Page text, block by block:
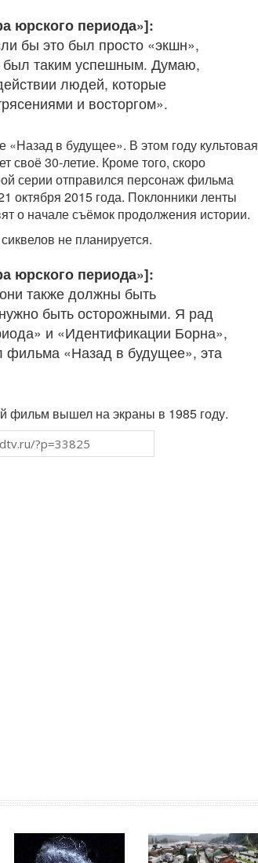
юрского периода»]:
бы это был просто «экшн»,
таким успешным. Думаю,
людей, которые
и восторгом».
в будущее». В этом году культовая
своё 30-летие. Кроме того, скоро
серии отправился персонаж фильма
октября 2015 года. Поклонники ленты
о начале съёмок продолжения истории.
не планируется.
юрского периода»]:
также должны быть
быть осторожными. Я рад
и «Идентификации Борна»,
фильма «Назад в будущее», эта
фильм вышел на экраны в 1985 году.